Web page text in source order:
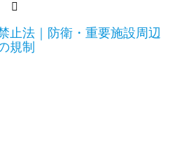
止法｜防衛・重要施設周辺
規制